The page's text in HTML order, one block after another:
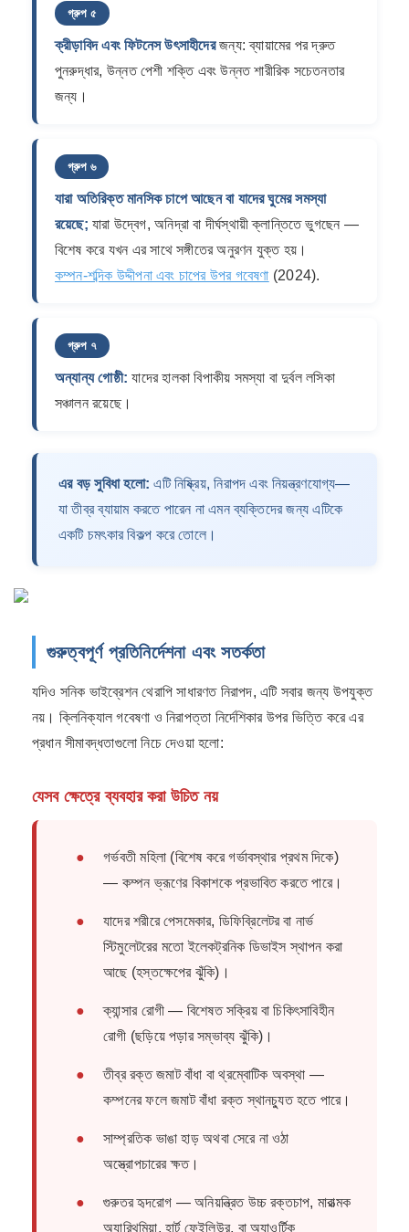
গ্রুপ ৫
ক্রীড়াবিদ এবং ফিটনেস উৎসাহীদেরজন্য: ব্যায়ামের পর দ্রুত
পুনরুদ্ধার, উন্নত পেশী শক্তি এবং উন্নত শারীরিক সচেতনতার
জন্য।
গ্রুপ ৬
যারা অতিরিক্ত মানসিক চাপে আছেন বা যাদের ঘুমের সমস্যা
রয়েছে; যারা উদ্বেগ, অনিদ্রা বা দীর্ঘস্থায়ী ক্লান্তিতে ভুগছেন —
বিশেষ করে যখন এর সাথে সঙ্গীতের অনুরণন যুক্ত হয়।
কম্পন-শব্দিক উদ্দীপনা এবং চাপের উপর গবেষণা (2024).
গ্রুপ ৭
অন্যান্য গোষ্ঠী: যাদের হালকা বিপাকীয় সমস্যা বা দুর্বল লসিকা
সঞ্চালন রয়েছে।
এর বড় সুবিধা হলো: এটি নিষ্ক্রিয়, নিরাপদ এবং নিয়ন্ত্রণযোগ্য—
যা তীব্র ব্যায়াম করতে পারেন না এমন ব্যক্তিদের জন্য এটিকে
একটি চমৎকার বিকল্প করে তোলে।
গুরুত্বপূর্ণ প্রতিনির্দেশনা এবং সতর্কতা
যদিও সনিক ভাইব্রেশন থেরাপি সাধারণত নিরাপদ, এটি সবার জন্য উপযুক্ত
নয়। ক্লিনিক্যাল গবেষণা ও নিরাপত্তা নির্দেশিকার উপর ভিত্তি করে এর
প্রধান সীমাবদ্ধতাগুলো নিচে দেওয়া হলো:
যেসব ক্ষেত্রে ব্যবহার করা উচিত নয়
●
গর্ভবতী মহিলা (বিশেষ করে গর্ভাবস্থার প্রথম দিকে)
— কম্পন ভ্রূণের বিকাশকে প্রভাবিত করতে পারে।
●
যাদের শরীরে পেসমেকার, ডিফিব্রিলেটর বা নার্ভ
স্টিমুলেটরের মতো ইলেকট্রনিক ডিভাইস স্থাপন করা
আছে (হস্তক্ষেপের ঝুঁকি)।
●
ক্যান্সার রোগী — বিশেষত সক্রিয় বা চিকিৎসাবিহীন
রোগী (ছড়িয়ে পড়ার সম্ভাব্য ঝুঁকি)।
●
তীব্র রক্ত ​​জমাট বাঁধা বা থ্রম্বোটিক অবস্থা —
কম্পনের ফলে জমাট বাঁধা রক্ত ​​স্থানচ্যুত হতে পারে।
●
সাম্প্রতিক ভাঙা হাড় অথবা সেরে না ওঠা
অস্ত্রোপচারের ক্ষত।
●
গুরুতর হৃদরোগ — অনিয়ন্ত্রিত উচ্চ রক্তচাপ, মারাত্মক
অ্যারিথমিয়া, হার্ট ফেইলিউর, বা অ্যাওর্টিক